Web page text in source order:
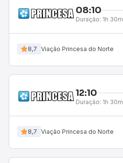
08:10
Duração: 1h 30m
8,7 Viação Princesa do Norte
12:10
Duração: 1h 30m
8,7 Viação Princesa do Norte